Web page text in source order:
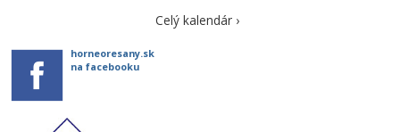
Celý kalendár ›
horneoresany.sk
na facebooku